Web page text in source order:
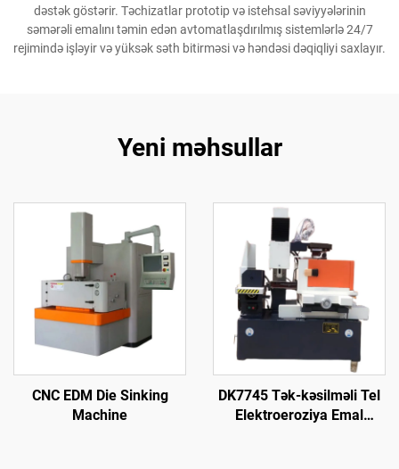
dəstək göstərir. Təchizatlar prototip və istehsal səviyyələrinin
səmərəli emalını təmin edən avtomatlaşdırılmış sistemlərlə 24/7
rejimində işləyir və yüksək səth bitirməsi və həndəsi dəqiqliyi saxlayır.
Yeni məhsullar
CNC EDM Die Sinking
Machine
DK7745 Tək-kəsilməli Tel
Elektroeroziya Emal